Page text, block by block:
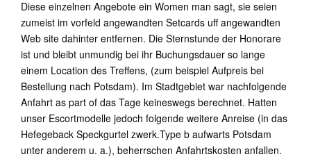
Diese einzelnen Angebote ein Women man sagt, sie seien
zumeist im vorfeld angewandten Setcards uff angewandten
Web site dahinter entfernen. Die Sternstunde der Honorare
ist und bleibt unmundig bei ihr Buchungsdauer so lange
einem Location des Treffens, (zum beispiel Aufpreis bei
Bestellung nach Potsdam). Im Stadtgebiet war nachfolgende
Anfahrt as part of das Tage keineswegs berechnet. Hatten
unser Escortmodelle jedoch folgende weitere Anreise (in das
Hefegeback Speckgurtel zwerk.Type b aufwarts Potsdam
unter anderem u. a.), beherrschen Anfahrtskosten anfallen.